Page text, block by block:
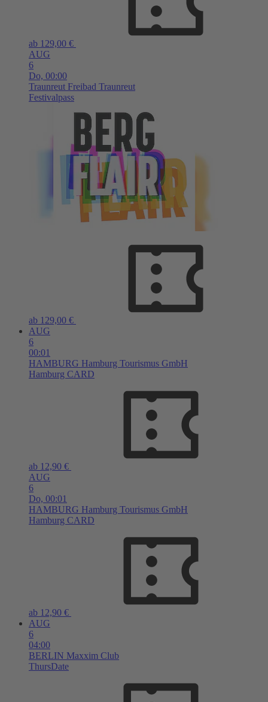
ab 129,00 €
AUG
6
Do, 00:00
Traunreut Freibad Traunreut
Festivalpass
ab 129,00 €
AUG
6
00:01
HAMBURG Hamburg Tourismus GmbH
Hamburg CARD
ab 12,90 €
AUG
6
Do, 00:01
HAMBURG Hamburg Tourismus GmbH
Hamburg CARD
ab 12,90 €
AUG
6
04:00
BERLIN Maxxim Club
ThursDate